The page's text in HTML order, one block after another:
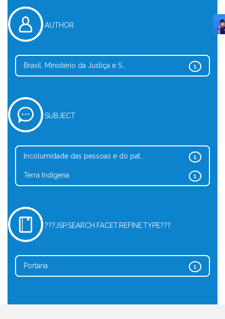
AUTHOR
1
Brasil. Ministério da Justiça e S...
SUBJECT
1
Incolumidade das pessoas e do pat...
1
Terra Indígena
???JSP.SEARCH.FACET.REFINE.TYPE???
1
Portaria